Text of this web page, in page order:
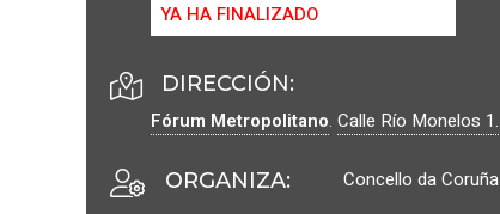
YA HA FINALIZADO
DIRECCIÓN:
Fórum Metropolitano. Calle Río Monelos 1.
ORGANIZA: Concello da Coruña